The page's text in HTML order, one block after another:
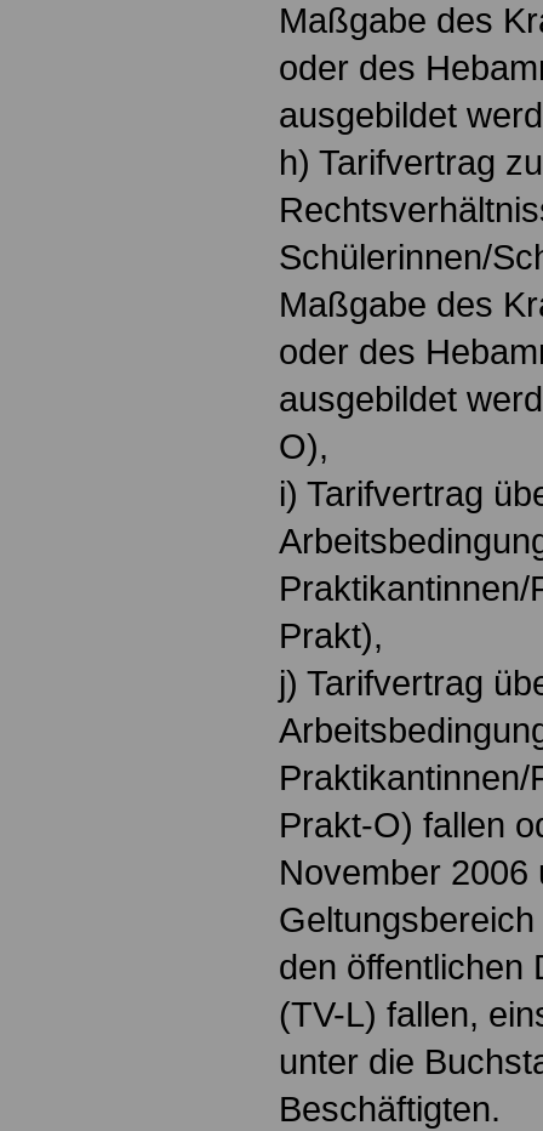
Maßgabe des
oder des
ausgebildet
h) Tarifvertrag
Schülerinnen/
Maßgabe des
oder des
ausgebildet
O),
i) Tarifvertrag
Prakt),
j) Tarifvertrag
Prakt-O) fallen
November 2006
den öffentlichen
(TV-L) fallen,
unter die
Beschäftigten.